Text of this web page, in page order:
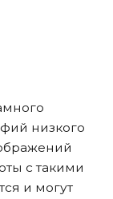
низкого
с такими
и могут